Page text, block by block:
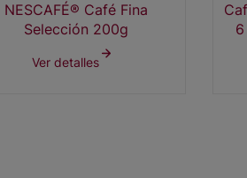
NESCAFÉ® Café Fina
Selección 200g
Ver detalles